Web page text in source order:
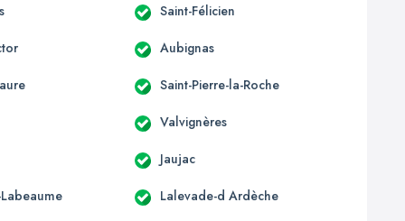
Saint-Félicien
Aubignas
Saint-Pierre-la-Roche
Valvignères
Jaujac
Lalevade-d Ardèche